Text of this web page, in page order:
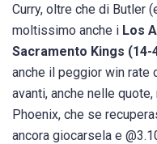
Curry, oltre che di Butler
moltissimo anche i Los
Sacramento Kings (14-
anche il peggior win rate
avanti, anche nelle
Phoenix, che se
ancora giocarsela e